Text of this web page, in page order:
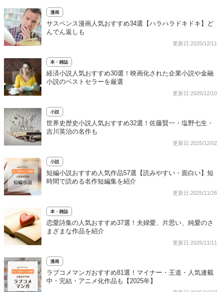
漫画
サスペンス漫画人気おすすめ34選【ハラハラドキドキ】ど
んでん返しも
更新日:2025/12/11
本・雑誌
経済小説人気おすすめ30選！映画化された企業小説や金融
小説のベストセラーを厳選
更新日:2025/12/10
小説
世界史歴史小説人気おすすめ32選！佐藤賢一・塩野七生・
吉川英治の名作も
更新日:2025/12/02
小説
短編小説おすすめ人気作品57選【読みやすい・面白い】短
時間で読める名作短編集を紹介
更新日:2025/11/26
本・雑誌
恋愛詩集の人気おすすめ37選！夫婦愛、片思い、純愛のさ
まざまな作品を紹介
更新日:2025/11/11
漫画
ラブコメマンガおすすめ81選！マイナー・王道・人気連載
中・完結・アニメ化作品も【2025年】